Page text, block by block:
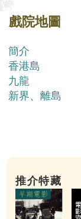
戲院地圖
簡介
香港島
九龍
新界、離島
推介特藏